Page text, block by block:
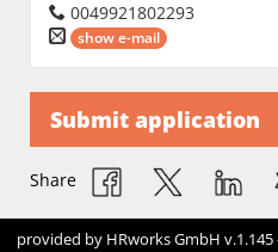
0049921802293
show e-mail
Submit application
Share
provided by HRworks GmbH v.1.145